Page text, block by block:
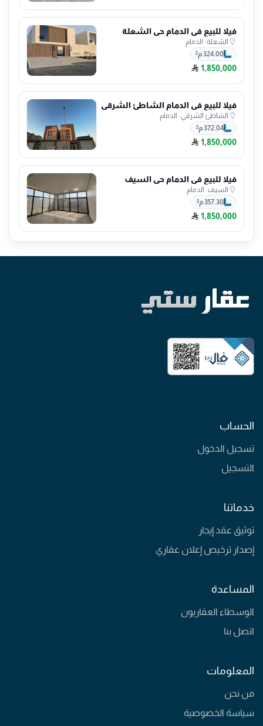
فيلا للبيع في الدمام حي الشعلة
الشعلة| الدمام
324.00 م²
1,850,000
فيلا للبيع في الدمام الشاطئ الشرقي
الشاطئ الشرقي| الدمام
372.04 م²
1,850,000
فيلا للبيع في الدمام حي السيف
السيف| الدمام
357.30 م²
1,850,000
الحساب
تسجيل الدخول
التسجيل
خدماتنا
توثيق عقد إيجار
إصدار ترخيص إعلان عقاري
المساعدة
الوسطاء العقاريون
اتصل بنا
المعلومات
من نحن
سياسة الخصوصية